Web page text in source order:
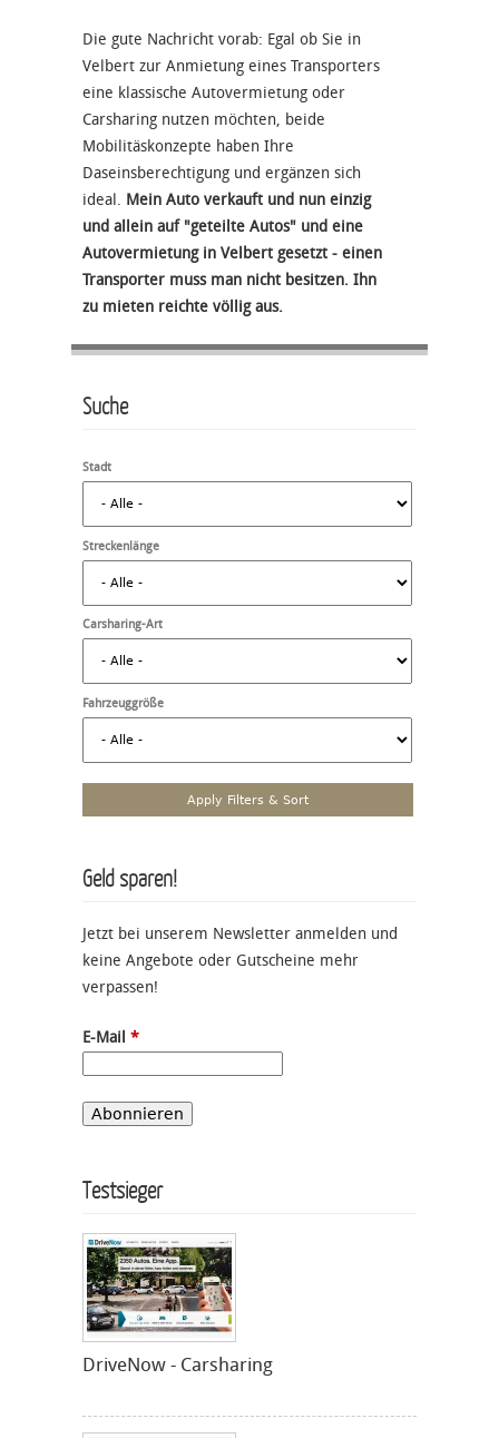
Die gute Nachricht vorab: Egal ob Sie in
Velbert zur Anmietung eines Transporters
eine klassische Autovermietung oder
Carsharing nutzen möchten, beide
Mobilitäskonzepte haben Ihre
Daseinsberechtigung und ergänzen sich
ideal. Mein Auto verkauft und nun einzig
und allein auf "geteilte Autos" und eine
Autovermietung in Velbert gesetzt - einen
Transporter muss man nicht besitzen. Ihn
zu mieten reichte völlig aus.
Suche
Stadt
Streckenlänge
Carsharing-Art
Fahrzeuggröße
Geld sparen!
Jetzt bei unserem Newsletter anmelden und
keine Angebote oder Gutscheine mehr
verpassen!
E-Mail *
Testsieger
DriveNow - Carsharing